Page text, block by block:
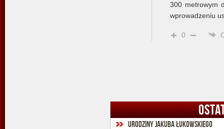
300 metrowym
wprowadzeniu
0
Urodziny Jakuba Łukowskiego